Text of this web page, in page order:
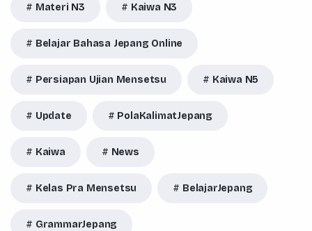
Materi N3 Kaiwa N3
Belajar Bahasa Jepang Online
Persiapan Ujian Mensetsu Kaiwa N5
Update PolaKalimatJepang
Kaiwa News
Kelas Pra Mensetsu BelajarJepang
GrammarJepang